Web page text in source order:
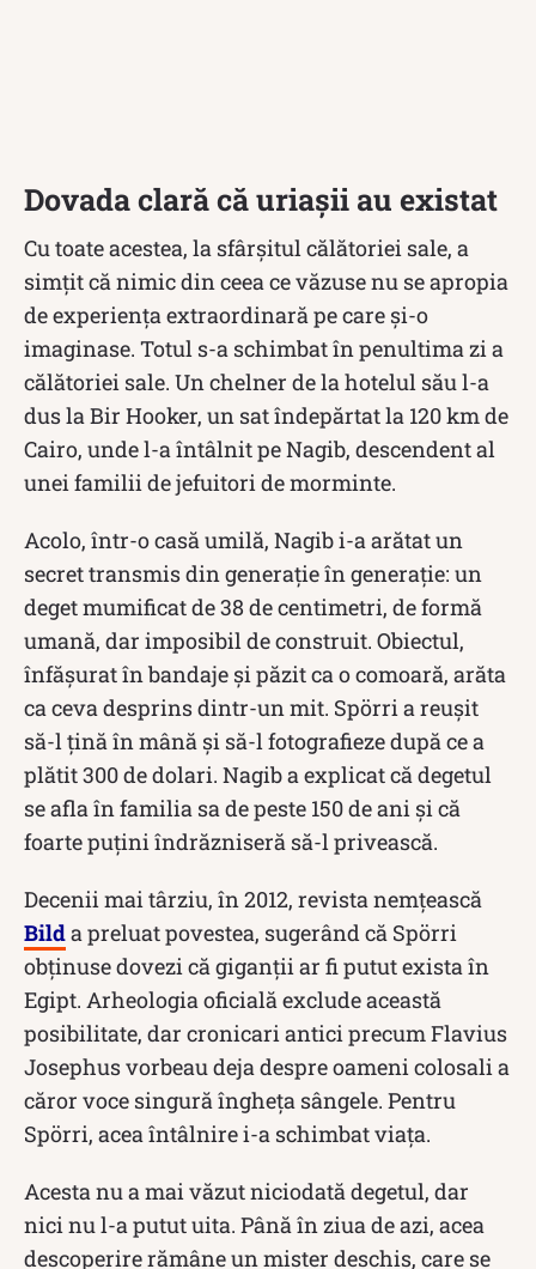
Dovada clară că uriașii au existat
Cu toate acestea, la sfârșitul călătoriei sale, a
simțit că nimic din ceea ce văzuse nu se apropia
de experiența extraordinară pe care și-o
imaginase. Totul s-a schimbat în penultima zi a
călătoriei sale. Un chelner de la hotelul său l-a
dus la Bir Hooker, un sat îndepărtat la 120 km de
Cairo, unde l-a întâlnit pe Nagib, descendent al
unei familii de jefuitori de morminte.
Acolo, într-o casă umilă, Nagib i-a arătat un
secret transmis din generație în generație: un
deget mumificat de 38 de centimetri, de formă
umană, dar imposibil de construit. Obiectul,
înfășurat în bandaje și păzit ca o comoară, arăta
ca ceva desprins dintr-un mit. Spörri a reușit
să-l țină în mână și să-l fotografieze după ce a
plătit 300 de dolari. Nagib a explicat că degetul
se afla în familia sa de peste 150 de ani și că
foarte puțini îndrăzniseră să-l privească.
Decenii mai târziu, în 2012, revista nemțească
Bilda preluat povestea, sugerând că Spörri
obținuse dovezi că giganții ar fi putut exista în
Egipt. Arheologia oficială exclude această
posibilitate, dar cronicari antici precum Flavius ​​
Josephus vorbeau deja despre oameni colosali a
căror voce singură îngheța sângele. Pentru
Spörri, acea întâlnire i-a schimbat viața.
Acesta nu a mai văzut niciodată degetul, dar
nici nu l-a putut uita. Până în ziua de azi, acea
descoperire rămâne un mister deschis, care se